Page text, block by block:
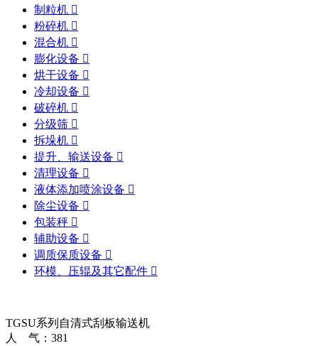
制粒机 
粉碎机 
混合机 
膨化设备 
烘干设备 
冷却设备 
破碎机 
分级筛 
拆垛机 
提升、输送设备 
清理设备 
液体添加喷涂设备 
除尘设备 
包装秤 
辅助设备 
调质保质设备 
环模、压辊及其它配件 
TGSU系列自清式刮板输送机
人 气： 381